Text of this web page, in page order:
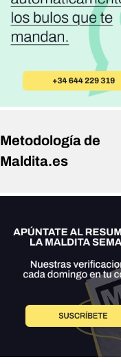
Metodología de
Maldita.es